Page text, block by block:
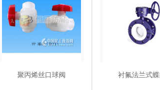
聚丙烯丝口球阀 衬氟法兰式